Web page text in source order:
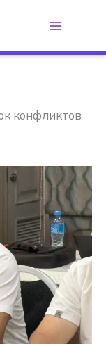
конфликтов